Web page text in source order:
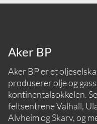
Aker BP
Aker BP er et
produserer olje og
kontinentalsokkelen.
feltsentrene Valhall,
Alvheim og Skarv, og